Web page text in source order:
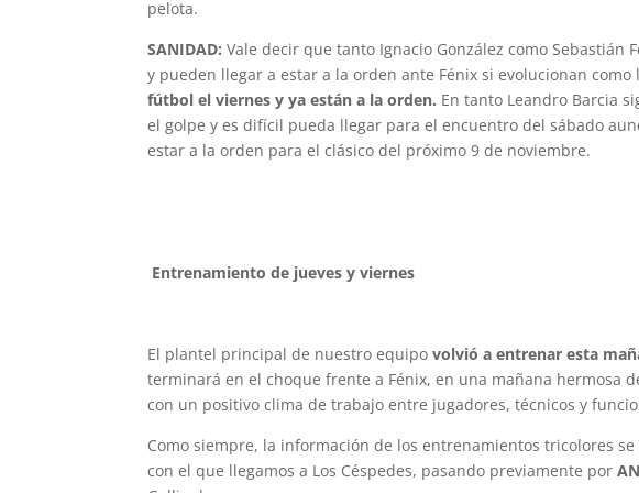
pelota.
SANIDAD: Vale decir que tanto Ignacio González como
y pueden llegar a estar a la orden ante Fénix si evolucionan como
fútbol el viernes y ya están a la orden. En tanto Leandro Barcia
el golpe y es difícil pueda llegar para el encuentro del sábado
estar a la orden para el clásico del próximo 9 de noviembre.
Entrenamiento de jueves y viernes
El plantel principal de nuestro equipo volvió a entrenar esta
terminará en el choque frente a Fénix, en una mañana hermosa
con un positivo clima de trabajo entre jugadores, técnicos y
Como siempre, la información de los entrenamientos tricolores
con el que llegamos a Los Céspedes, pasando previamente por